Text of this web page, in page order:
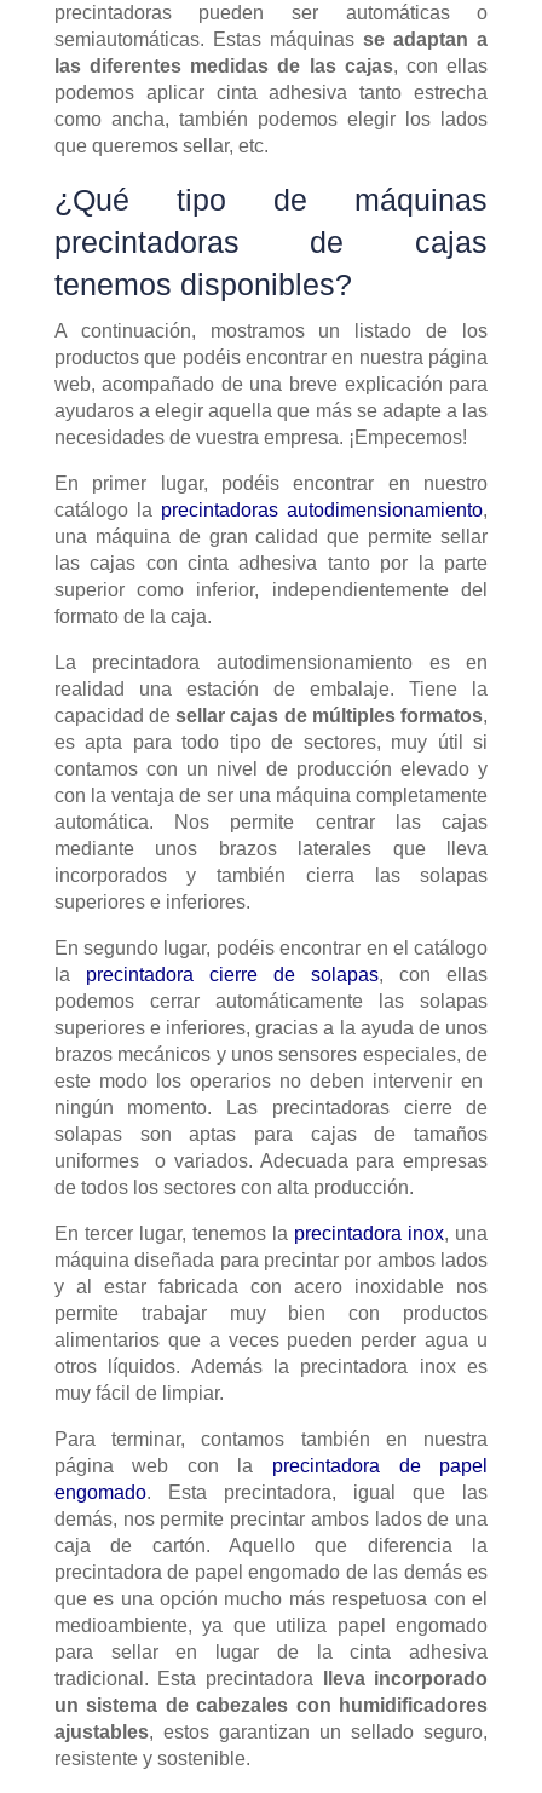
precintadoras pueden ser automáticas o
semiautomáticas. Estas máquinasse adaptan a
las diferentes medidas de las cajas, con ellas
podemos aplicar cinta adhesiva tanto estrecha
como ancha, también podemos elegir los lados
que queremos sellar, etc.
¿Qué tipo de máquinas
precintadoras de cajas
tenemos disponibles?
A continuación, mostramos un listado de los
productos que podéis encontrar en nuestra página
web, acompañado de una breve explicación para
ayudaros a elegir aquella que más se adapte a las
necesidades de vuestra empresa. ¡Empecemos!
En primer lugar, podéis encontrar en nuestro
catálogo la precintadoras autodimensionamiento,
una máquina de gran calidad que permite sellar
las cajas con cinta adhesiva tanto por la parte
superior como inferior, independientemente del
formato de la caja.
La precintadora autodimensionamiento es en
realidad una estación de embalaje. Tiene la
capacidad desellar cajas de múltiples formatos,
es apta para todo tipo de sectores, muy útil si
contamos con un nivel de producción elevado y
con la ventaja de ser una máquina completamente
automática. Nos permite centrar las cajas
mediante unos brazos laterales que lleva
incorporados y también cierra las solapas
superiores e inferiores.
En segundo lugar, podéis encontrar en el catálogo
la precintadora cierre de solapas, con ellas
podemos cerrar automáticamente las solapas
superiores e inferiores, gracias a la ayuda de unos
brazos mecánicos y unos sensores especiales, de
este modo los operarios no deben intervenir en
ningún momento. Las precintadoras cierre de
solapas son aptas para cajas de tamaños
uniformes o variados. Adecuada para empresas
de todos los sectores con alta producción.
En tercer lugar, tenemos la precintadora inox, una
máquina diseñada para precintar por ambos lados
y al estar fabricada con acero inoxidable nos
permite trabajar muy bien con productos
alimentarios que a veces pueden perder agua u
otros líquidos. Además la precintadora inox es
muy fácil de limpiar.
Para terminar, contamos también en nuestra
página web con la precintadora de papel
engomado. Esta precintadora, igual que las
demás, nos permite precintar ambos lados de una
caja de cartón. Aquello que diferencia la
precintadora de papel engomado de las demás es
que es una opción mucho más respetuosa con el
medioambiente, ya que utiliza papel engomado
para sellar en lugar de la cinta adhesiva
tradicional. Esta precintadora
lleva incorporado
un sistema de cabezales con humidificadores
ajustables, estos garantizan un sellado seguro,
resistente y sostenible.